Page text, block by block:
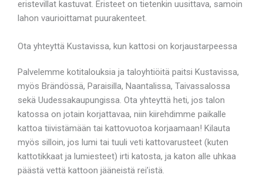
eristevillat kastuvat. Eristeet on tietenkin uusittava, samoin
lahon vaurioittamat puurakenteet.
Ota yhteyttä Kustavissa, kun kattosi on korjaustarpeessa
Palvelemme kotitalouksia ja taloyhtiöitä paitsi Kustavissa,
myös Brändössä, Paraisilla, Naantalissa, Taivassalossa
sekä Uudessakaupungissa. Ota yhteyttä heti, jos talon
katossa on jotain korjattavaa, niin kiirehdimme paikalle
kattoa tiivistämään tai kattovuotoa korjaamaan! Kilauta
myös silloin, jos lumi tai tuuli veti kattovarusteet (kuten
kattotikkaat ja lumiesteet) irti katosta, ja katon alle uhkaa
päästä vettä kattoon jääneistä rei’istä.